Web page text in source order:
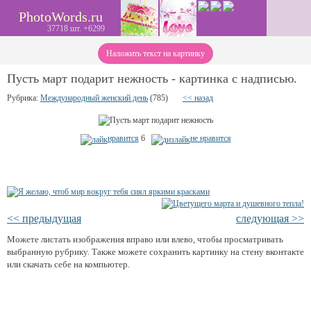
PhotoWords.ru
37718 шт. +6299
Наложить текст на картинку
Пусть март подарит нежность - картинка с надписью.
Рубрика: Международный женский день (785) << назад
нравится 6 не нравится
<< предыдущая следующая >>
Можете листать изображения вправо или влево, чтобы просматривать
выбранную рубрику. Также можете сохранить картинку на стену вконтакте
или скачать себе на компьютер.